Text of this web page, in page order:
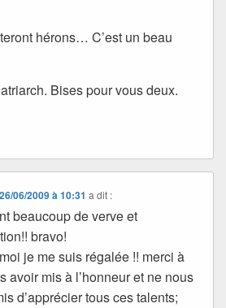
hérons… C’est un beau
Bises pour vous deux.
26/06/2009 à 10:31 a dit :
beaucoup de verve et
bravo!
je me suis régalée !! merci à
avoir mis à l’honneur et ne nous
d’apprécier tous ces talents;